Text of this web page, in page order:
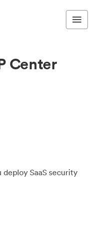
Center
SaaS security